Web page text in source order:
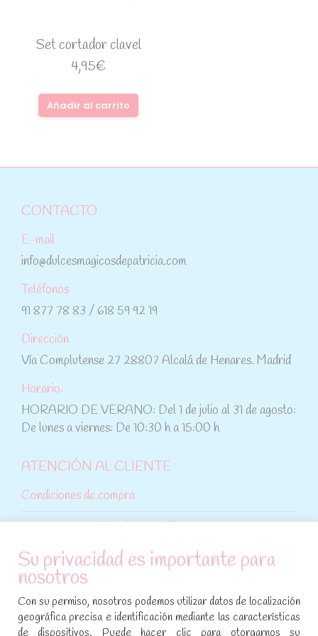
Set cortador clavel
4,95€
Añadir al carrito
CONTACTO
E-mail
info@dulcesmagicosdepatricia.com
Teléfonos
91 877 78 83 / 618 59 92 19
Dirección
Vía Complutense 27 28807 Alcalá de Henares. Madrid
Horario:
HORARIO DE VERANO: Del 1 de julio al 31 de agosto:
De lunes a viernes: De 10:30 h a 15:00 h
ATENCIÓN AL CLIENTE
Condiciones de compra
Política de cookies
SÍGUENOS EN REDES SOCIALES
Encuéntranos en:
Su privacidad es importante para
nosotros
Con su permiso, nosotros podemos utilizar datos de localización
geográfica precisa e identificación mediante las características
de dispositivos. Puede hacer clic para otorgarnos su